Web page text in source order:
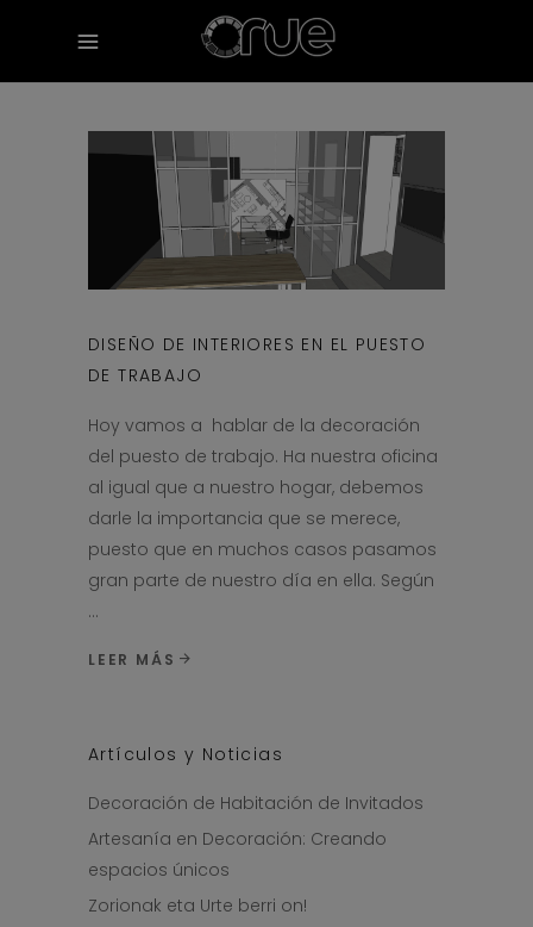
DISEÑO DE INTERIORES EN EL PUESTO
DE TRABAJO
Hoy vamos a hablar de la decoración
del puesto de trabajo. Ha nuestra oficina
al igual que a nuestro hogar, debemos
darle la importancia que se merece,
puesto que en muchos casos pasamos
gran parte de nuestro día en ella. Según
LEER MÁS
Artículos y Noticias
Decoración de Habitación de Invitados
Artesanía en Decoración: Creando
espacios únicos
Zorionak eta Urte berri on!